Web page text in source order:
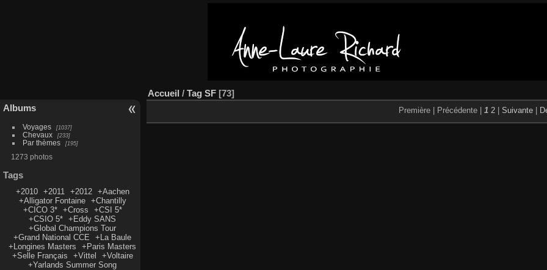
Albums
Voyages 1037
Chevaux 233
Par thèmes 195
1273 photos
Tags
+2010 +2011 +2012
+Aachen
+Alligator Fontaine
+Chantilly
+CICO 3*
+Cross
+CSI 5*
+CSIO 5*
+Eddy SANS
+Global Champions Tour
+Grand National CCE
+La Baule
+Longines Masters
+Paris Masters
+Selle Français
+Vittel
+Voltaire
+Yarlands Summer Song
Accueil / Tag SF 73
Première | Précédente | 1 2 Suivante